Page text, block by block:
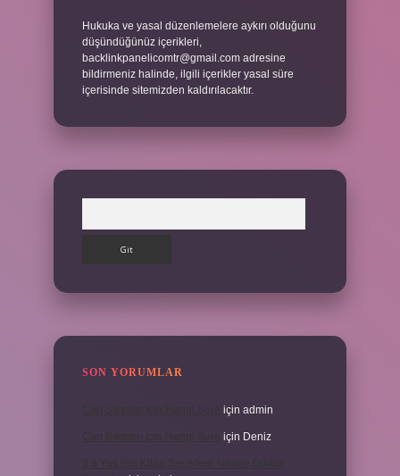
Hukuka ve yasal düzenlemelere aykırı olduğunu
düşündüğünüz içerikleri,
backlinkpanelicomtr@gmail.com adresine
bildirmeniz halinde, ilgili içerikler yasal süre
içerisinde sitemizden kaldırılacaktır.
SON YORUMLAR
için admin
için Deniz